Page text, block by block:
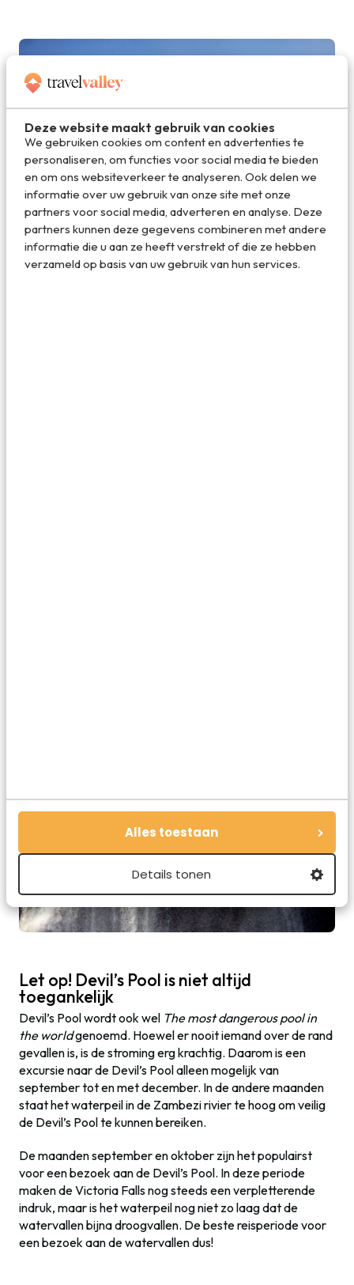
Deze website maakt gebruik van cookies
We gebruiken cookies om content en advertenties te
personaliseren, om functies voor social media te bieden
en om ons websiteverkeer te analyseren. Ook delen we
informatie over uw gebruik van onze site met onze
partners voor social media, adverteren en analyse. Deze
partners kunnen deze gegevens combineren met andere
informatie die u aan ze heeft verstrekt of die ze hebben
verzameld op basis van uw gebruik van hun services.
Alles toestaan
Details tonen
Op de rand van de Victoria Falls ligt de Devil`s Pool
Let op! Devil’s Pool is niet altijd
toegankelijk
Devil’s Pool wordt ook wel The most dangerous pool in
the worldgenoemd. Hoewel er nooit iemand over de rand
gevallen is, is de stroming erg krachtig. Daarom is een
excursie naar de Devil’s Pool alleen mogelijk van
september tot en met december. In de andere maanden
staat het waterpeil in de Zambezi rivier te hoog om veilig
de Devil’s Pool te kunnen bereiken.
De maanden september en oktober zijn het populairst
voor een bezoek aan de Devil’s Pool. In deze periode
maken de Victoria Falls nog steeds een verpletterende
indruk, maar is het waterpeil nog niet zo laag dat de
watervallen bijna droogvallen. De beste reisperiode voor
een bezoek aan de watervallen dus!